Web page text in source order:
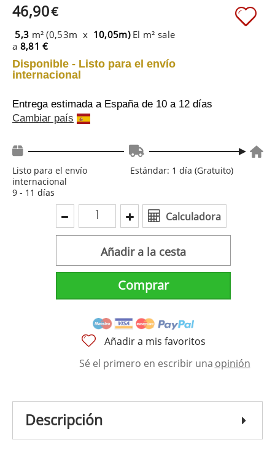
46,90€
5,3 m² (0,53m x 10,05m) El m² sale
a 8,81 €
Disponible - Listo para el envío
internacional
Entrega estimada a España de 10 a 12 días
Cambiar país
Listo para el envío
internacional
9 - 11 días
Estándar: 1 día (Gratuito)
Calculadora
Añadir a la cesta
Comprar
Añadir a mis favoritos
Sé el primero en escribir una opinión
Descripción